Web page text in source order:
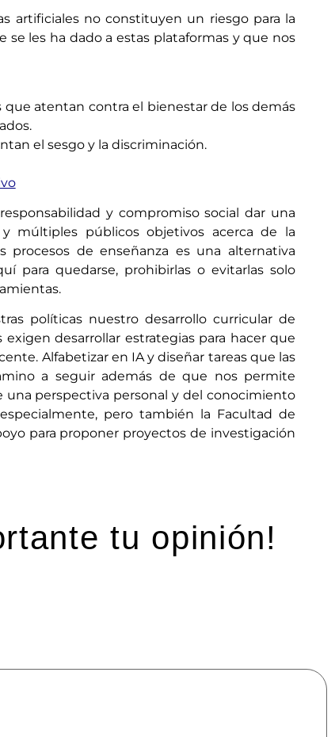
artificiales no constituyen un riesgo para la
les ha dado a estas plataformas y que nos
atentan contra el bienestar de los demás
el sesgo y la discriminación.
y compromiso social dar una
múltiples públicos objetivos acerca de la
procesos de enseñanza es una alternativa
para quedarse, prohibirlas o evitarlas solo
políticas nuestro desarrollo curricular de
desarrollar estrategias para hacer que
Alfabetizar en IA y diseñar tareas que las
a seguir además de que nos permite
perspectiva personal y del conocimiento
pero también la Facultad de
para proponer proyectos de investigación
tu opinión!